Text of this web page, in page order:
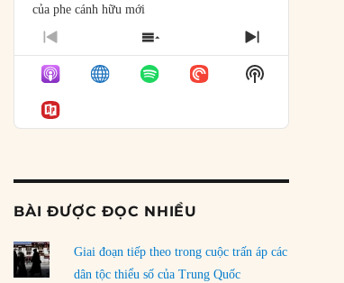
(25/01/21): Kế ‘ve sầu thoát xác’ của Viện Khổng Tử”
của phe cánh hữu mới
04/08/2026
Tại sao Trung Quốc phủ nhận cuộc gặp với
Ngoại trưởng Nhật Bản?
04/08/2026
03/08/2026
Đặt cược vào thất bại: Các quỹ đầu tư mạo
rủi ro
02/08/2026
PREVIOUS
EPISODE
SHOW
EPISODES
LIST
NEXT
EPISODE
Show
Podcast
BÀI ĐƯỢC ĐỌC NHIỀU
Giai đoạn tiếp theo trong cuộc trấn áp các
dân tộc thiểu số của Trung Quốc